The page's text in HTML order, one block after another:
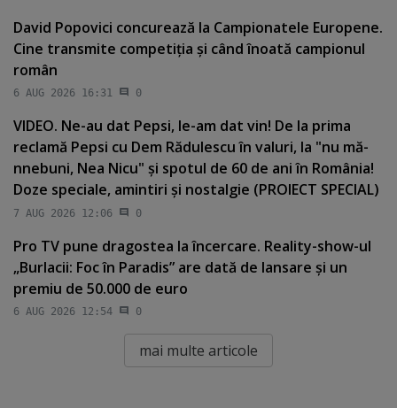
David Popovici concurează la Campionatele Europene.
Cine transmite competiţia şi când înoată campionul
român
6 AUG 2026 16:31 0
VIDEO. Ne-au dat Pepsi, le-am dat vin! De la prima
reclamă Pepsi cu Dem Rădulescu în valuri, la "nu mă-
nnebuni, Nea Nicu" şi spotul de 60 de ani în România!
Doze speciale, amintiri şi nostalgie (PROIECT SPECIAL)
7 AUG 2026 12:06 0
Pro TV pune dragostea la încercare. Reality-show-ul
„Burlacii: Foc în Paradis” are dată de lansare şi un
premiu de 50.000 de euro
6 AUG 2026 12:54 0
mai multe articole